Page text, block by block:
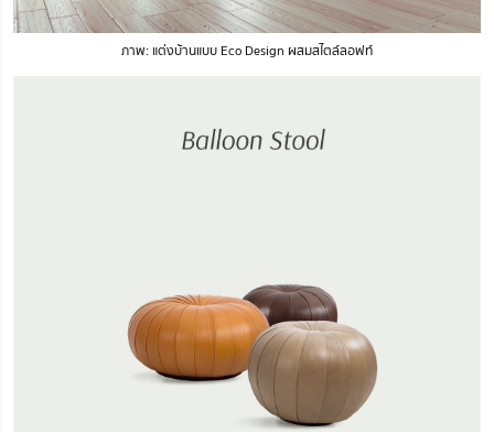
ภาพ: แต่งบ้านแบบ Eco Design ผสมสไตล์ลอฟท์